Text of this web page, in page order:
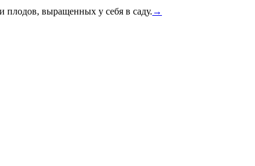
плодов, выращенных у себя в саду. →